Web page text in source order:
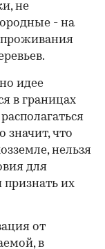
не
- на
проживания
идее
в границах
значит, что
нельзя
для
их
от
в